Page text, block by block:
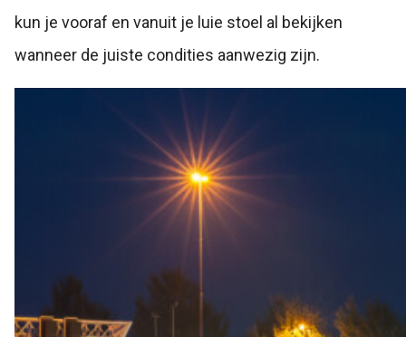
kun je vooraf en vanuit je luie stoel al bekijken
wanneer de juiste condities aanwezig zijn.